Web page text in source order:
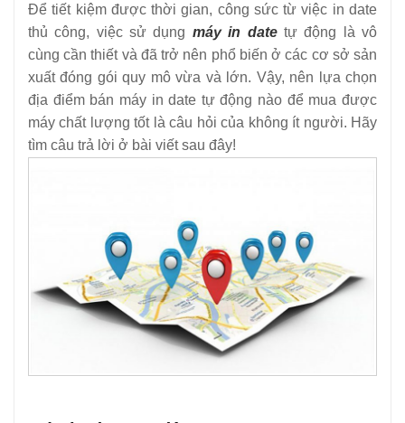
Để tiết kiệm được thời gian, công sức từ việc in date
thủ công, việc sử dụng máy in datetự động là vô
cùng cần thiết và đã trở nên phổ biến ở các cơ sở sản
xuất đóng gói quy mô vừa và lớn. Vậy, nên lựa chọn
địa điểm bán máy in date tự động nào để mua được
máy chất lượng tốt là câu hỏi của không ít người. Hãy
tìm câu trả lời ở bài viết sau đây!